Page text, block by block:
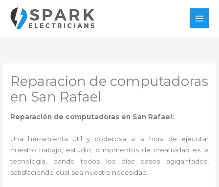
contenido
Reparacion de computadoras
en San Rafael
Reparación de computadoras en San Rafael:
Una herramienta útil y poderosa a la hora de ejecutar
nuestro trabajo, estudio, o momentos de creatividad es la
tecnología, dando todos los días pasos agigantados,
satisfaciendo cual sea nuestra necesidad.